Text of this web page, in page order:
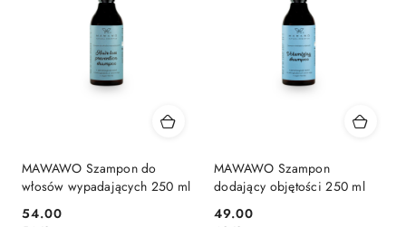
MAWAWO Szampon do
włosów wypadających 250 ml
54.00
MAWAWO Szampon
dodający objętości 250 ml
49.00